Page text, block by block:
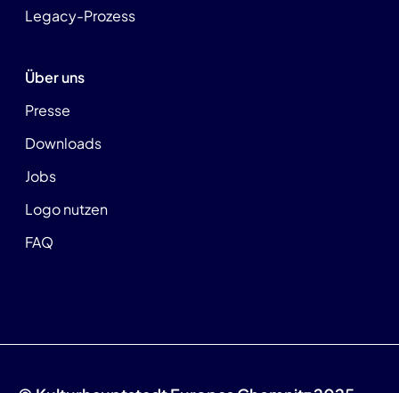
Legacy-Prozess
Über uns
Presse
Downloads
Jobs
Logo nutzen
FAQ